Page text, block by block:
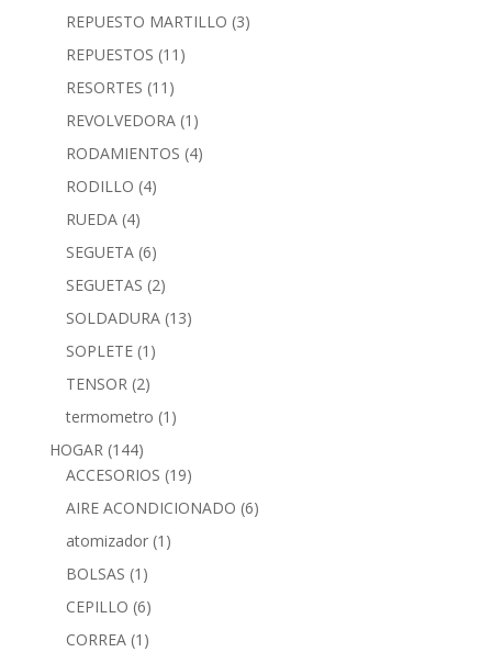
REPUESTO MARTILLO (3)
REPUESTOS (11)
RESORTES (11)
REVOLVEDORA (1)
RODAMIENTOS (4)
RODILLO (4)
RUEDA (4)
SEGUETA (6)
SEGUETAS (2)
SOLDADURA (13)
SOPLETE (1)
TENSOR (2)
termometro (1)
HOGAR (144)
ACCESORIOS (19)
AIRE ACONDICIONADO (6)
atomizador (1)
BOLSAS (1)
CEPILLO (6)
CORREA (1)